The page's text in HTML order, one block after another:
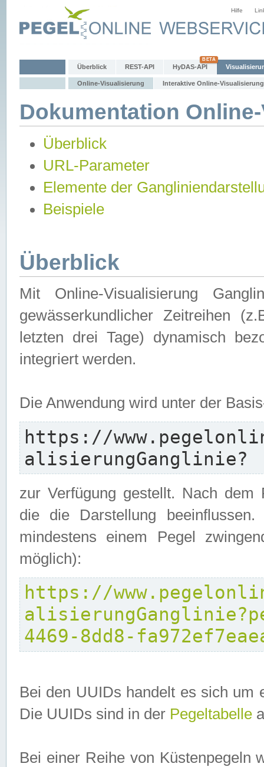
Hilfe
Überblick REST-API HyDAS-API
Online-Visualisierung Interaktive Online-Visualisierung
Dokumentation
Überblick
URL-Parameter
Elemente der
Beispiele
Überblick
Mit Online-Visualisierung
gewässerkundlicher Zeitreihen
letzten drei Tage) dynamisch
integriert werden.
Die Anwendung wird unter der
https://
alisierungGanglinie?
zur Verfügung gestellt. Nach dem
die die Darstellung
mindestens einem Pegel
möglich):
https://
4469-8dd8-
Bei den UUIDs handelt es sich um
Die UUIDs sind in der Pegeltabelle
Bei einer Reihe von Küstenpegeln